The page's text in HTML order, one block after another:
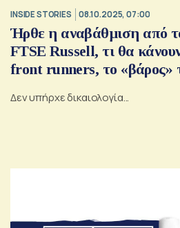
INSIDE STORIES 08.10.2025, 07:00
Ήρθε η αναβάθμιση από
FTSE Russell, τι θα
front runners, το «βάρος»
«βέλη» του
Δεν υπήρχε δικαιολογία...